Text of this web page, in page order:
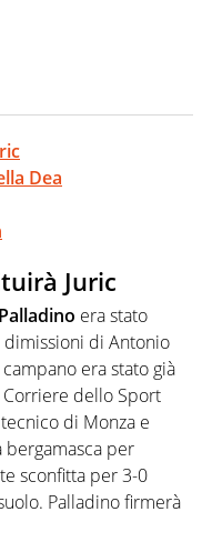
Dea
Juric
Palladino era stato
dimissioni di Antonio
era stato già
dello Sport
di Monza e
bergamasca per
sconfitta per 3-0
Palladino firmerà